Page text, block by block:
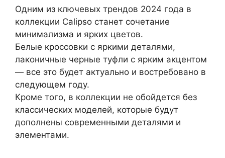
Одним из ключевых трендов 2024 года в
коллекции Calipso станет сочетание
минимализма и ярких цветов.
Белые кроссовки с яркими деталями,
лаконичные черные туфли с ярким акцентом
— все это будет актуально и востребовано в
следующем году.
Кроме того, в коллекции не обойдется без
классических моделей, которые будут
дополнены современными деталями и
элементами.